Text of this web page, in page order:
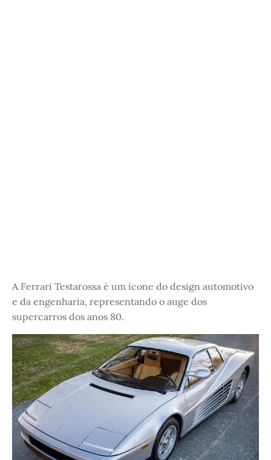
A Ferrari Testarossa é um ícone do design automotivo
e da engenharia, representando o auge dos
supercarros dos anos 80.